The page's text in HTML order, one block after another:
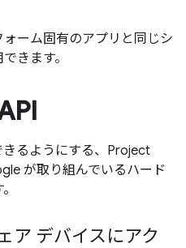
ーム固有のアプリと同じシ
きます。
るようにする、Project
が取り組んでいるハード
ア デバイスにアク